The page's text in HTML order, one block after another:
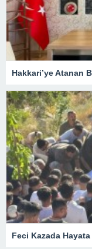
Hakkari’ye Atanan
Feci Kazada